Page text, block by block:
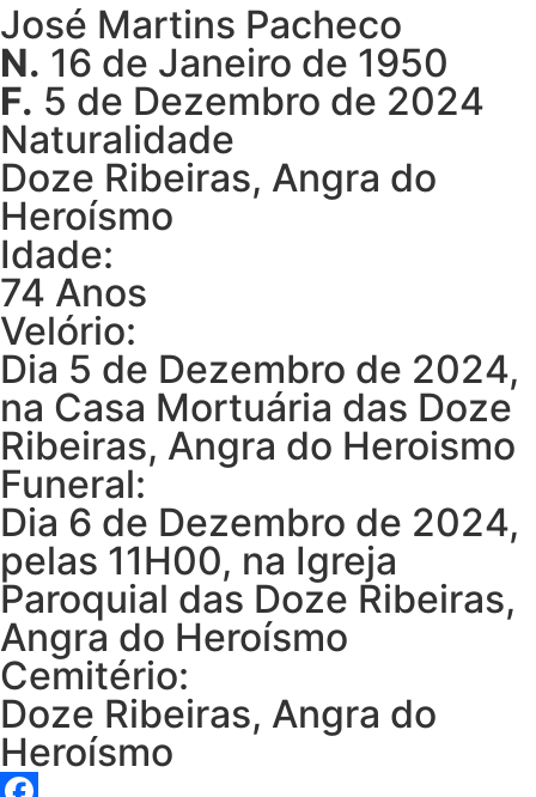
José Martins Pacheco
N. 16 de Janeiro de 1950
F. 5 de Dezembro de 2024
Naturalidade
Doze Ribeiras, Angra do
Heroísmo
Idade:
74 Anos
Velório:
Dia 5 de Dezembro de 2024,
na Casa Mortuária das Doze
Ribeiras, Angra do Heroismo
Funeral:
Dia 6 de Dezembro de 2024,
pelas 11H00, na Igreja
Paroquial das Doze Ribeiras,
Angra do Heroísmo
Cemitério:
Doze Ribeiras, Angra do
Heroísmo